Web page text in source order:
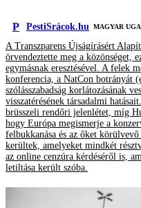
P PestiSrácok.hu MAGYAR
A Transzparens Újságírásért
örvendeztette meg a közönséget,
egymásnak eresztésével. A felek
konferencia, a NatCon botrányát
szólásszabadság korlátozásának
visszatérésének társadalmi
brüsszeli rendőri jelenlétet, míg
hogy Európa megismerje a
felbukkanása és az őket
kerültek, amelyeket mindkét
az online cenzúra kérdéséről is,
letiltása került szóba.